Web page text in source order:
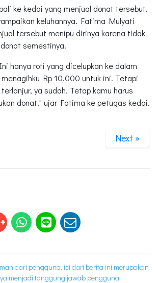
ke kedai yang menjual donat tersebut.
keluhannya. Fatima Mulyati
tersebut menipu dirinya karena tidak
semestinya.
hanya roti yang dicelupkan ke dalam
Rp 10.000 untuk ini. Tetapi
ya sudah. Tetap kamu harus
donat," ujar Fatima ke petugas kedai.
Next »
dari pengguna, isi dari berita ini merupakan
menjadi tanggung jawab pengguna